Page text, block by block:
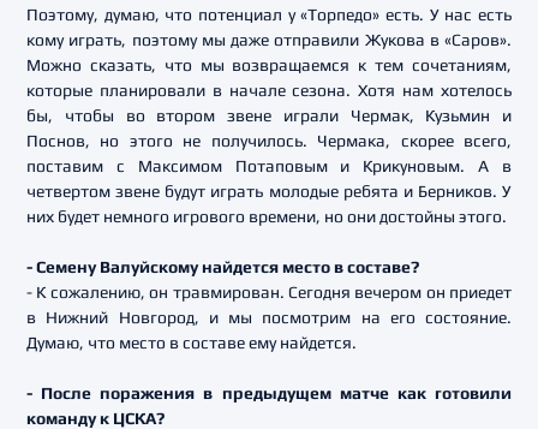
Поэтому, думаю, что потенциал у «Торпедо» есть. У нас есть
кому играть, поэтому мы даже отправили Жукова в «Саров».
Можно сказать, что мы возвращаемся к тем сочетаниям,
которые планировали в начале сезона. Хотя нам хотелось
бы, чтобы во втором звене играли Чермак, Кузьмин и
Поснов, но этого не получилось. Чермака, скорее всего,
поставим с Максимом Потаповым и Крикуновым. А в
четвертом звене будут играть молодые ребята и Берников. У
них будет немного игрового времени, но они достойны этого.
- Семену Валуйскому найдется место в составе?
- К сожалению, он травмирован. Сегодня вечером он приедет
в Нижний Новгород, и мы посмотрим на его состояние.
Думаю, что место в составе ему найдется.
- После поражения в предыдущем матче как готовили
команду к ЦСКА?